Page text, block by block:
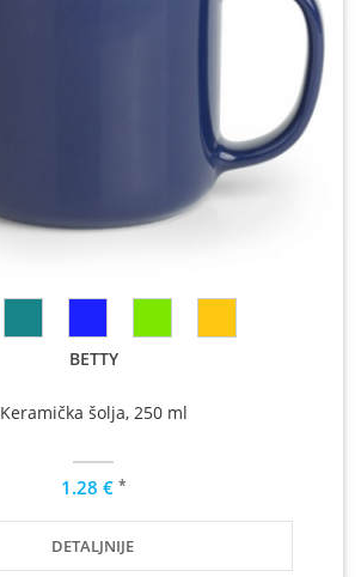
BETTY
Keramička šolja, 250 ml
1.28 € *
DETALJNIJE